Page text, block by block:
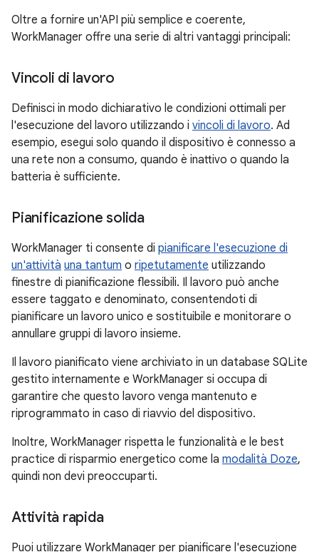
Oltre a fornire un'API più semplice e coerente,
WorkManager offre una serie di altri vantaggi principali:
Vincoli di lavoro
Definisci in modo dichiarativo le condizioni ottimali per
l'esecuzione del lavoro utilizzando i vincoli di lavoro. Ad
esempio, esegui solo quando il dispositivo è connesso a
una rete non a consumo, quando è inattivo o quando la
batteria è sufficiente.
Pianificazione solida
WorkManager ti consente di pianificare l'esecuzione di
un'attività una tantum o ripetutamente utilizzando
finestre di pianificazione flessibili. Il lavoro può anche
essere taggato e denominato, consentendoti di
pianificare un lavoro unico e sostituibile e monitorare o
annullare gruppi di lavoro insieme.
Il lavoro pianificato viene archiviato in un database SQLite
gestito internamente e WorkManager si occupa di
garantire che questo lavoro venga mantenuto e
riprogrammato in caso di riavvio del dispositivo.
Inoltre, WorkManager rispetta le funzionalità e le best
practice di risparmio energetico come la modalità Doze,
quindi non devi preoccuparti.
Attività rapida
Puoi utilizzare WorkManager per pianificare l'esecuzione